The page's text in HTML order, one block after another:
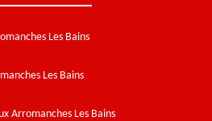
Les Bains
Les Bains
Arromanches Les Bains